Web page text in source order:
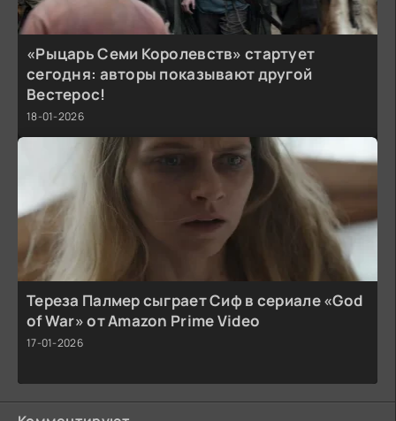
«Рыцарь Семи Королевств» стартует
сегодня: авторы показывают другой
Вестерос!
18-01-2026
Тереза Палмер сыграет Сиф в сериале «God
of War» от Amazon Prime Video
17-01-2026